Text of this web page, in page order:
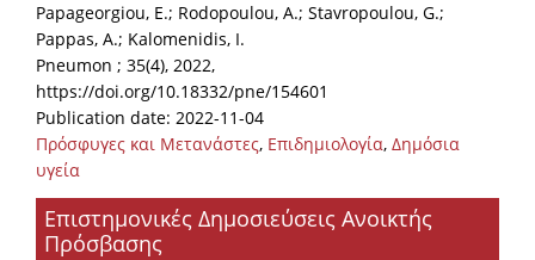
Papageorgiou, E.; Rodopoulou, A.; Stavropoulou, G.;
Pappas, A.; Kalomenidis, I.
Pneumon ; 35(4), 2022,
https://doi.org/10.18332/pne/154601
Publication date: 2022-11-04
Πρόσφυγες και Μετανάστες, Επιδημιολογία, Δημόσια
υγεία
Επιστημονικές Δημοσιεύσεις Ανοικτής
Πρόσβασης